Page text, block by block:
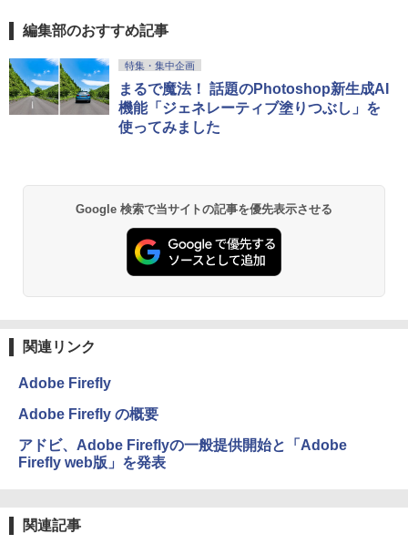
編集部のおすすめ記事
特集・集中企画
まるで魔法！ 話題のPhotoshop新生成AI
機能「ジェネレーティブ塗りつぶし」を
使ってみました
Google 検索で当サイトの記事を優先表示させる
関連リンク
Adobe Firefly
Adobe Firefly の概要
アドビ、Adobe Fireflyの一般提供開始と「Adobe
Firefly web版」を発表
関連記事